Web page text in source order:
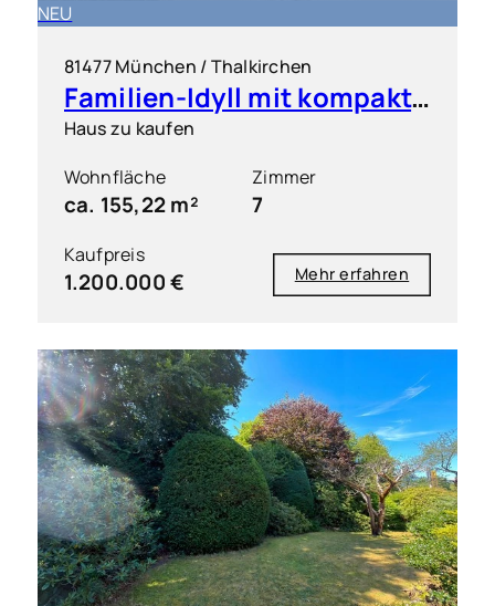
NEU
81477 München / Thalkirchen
Familien-Idyll mit kompakter Einliegerwohnung & großem Garten
Haus zu kaufen
Wohnfläche
ca. 155,22 m²
Zimmer
7
Kaufpreis
1.200.000 € Mehr erfahren